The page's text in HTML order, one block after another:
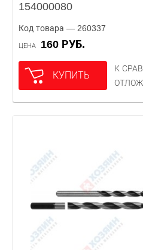
154000080
Код товара — 260337
ЦЕНА 160 РУБ.
КУПИТЬ
К